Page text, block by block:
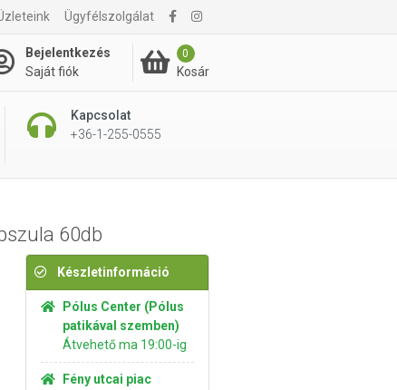
Ügyfélszolgálat
Bejelentkezés
Saját fiók
0
Kosár
Kapcsolat
+36-1-255-0555
2 495 Ft Kosárba rakom
60db
Készletinformáció
Pólus Center (Pólus
patikával szemben)
Átvehető ma 19:00-ig
Fény utcai piac